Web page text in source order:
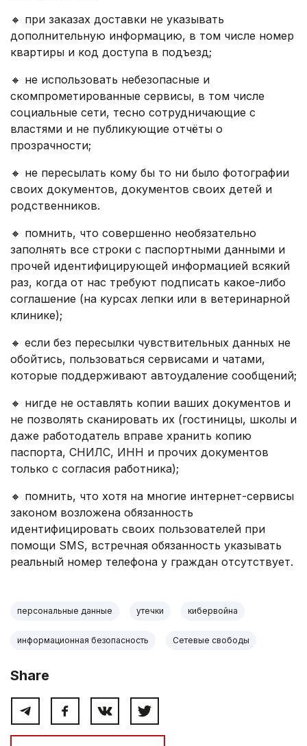
🔸 при заказах доставки не указывать
дополнительную информацию, в том числе номер
квартиры и код доступа в подъезд;
🔸 не использовать небезопасные и
скомпрометированные сервисы, в том числе
социальные сети, тесно сотрудничающие с
властями и не публикующие отчёты о
прозрачности;
🔸 не пересылать кому бы то ни было фотографии
своих документов, документов своих детей и
родственников.
🔸 помнить, что совершенно необязательно
заполнять все строки с паспортными данными и
прочей идентифицирующей информацией всякий
раз, когда от нас требуют подписать какое-либо
соглашение (на курсах лепки или в ветеринарной
клинике);
🔸 если без пересылки чувствительных данных не
обойтись, пользоваться сервисами и чатами,
которые поддерживают автоудаление сообщений;
🔸 нигде не оставлять копии ваших документов и
не позволять сканировать их (гостиницы, школы и
даже работодатель вправе хранить копию
паспорта, СНИЛС, ИНН и прочих документов
только с согласия работника);
🔸 помнить, что хотя на многие интернет-сервисы
законом возложена обязанность
идентифицировать своих пользователей при
помощи SMS, встречная обязанность указывать
реальный номер телефона у граждан отсутствует.
персональные данные утечки кибервойна
информационная безопасность Сетевые свободы
Share